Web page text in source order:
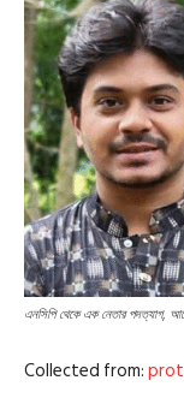
এনসিপি থেকে এক নেতার পদত্যাগ,
Collected from: